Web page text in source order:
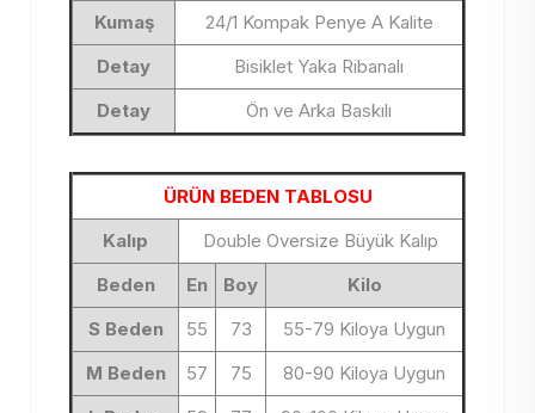
Kumaş
24/1 Kompak Penye A Kalite
Detay
Bisiklet Yaka Ribanalı
Detay
Ön ve Arka Baskılı
ÜRÜN BEDEN TABLOSU
Kalıp
Double Oversize Büyük Kalıp
Beden
En Boy
Kilo
S Beden
55 73
55-79 Kiloya Uygun
M Beden
57 75
80-90 Kiloya Uygun